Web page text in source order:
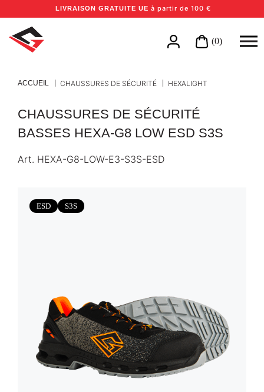
LIVRAISON GRATUITE UE à partir de 100 €
(0)
ACCUEIL CHAUSSURES DE SÉCURITÉ HEXALIGHT
CHAUSSURES DE SÉCURITÉ
BASSES HEXA-G8 LOW ESD S3S
Art. HEXA-G8-LOW-E3-S3S-ESD
ESD S3S